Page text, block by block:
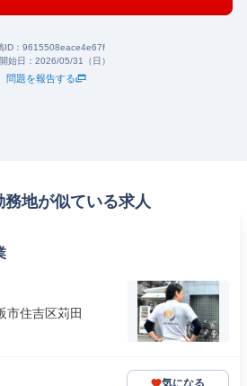
ID： 9615508eace4e67f
始日： 2026/05/31（日）
問題を報告する
務地が似ている求人
市住吉区苅田
気になる